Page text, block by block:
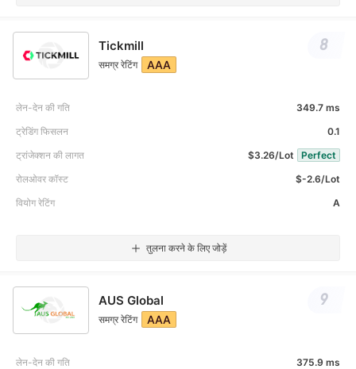
Tickmill
समग्र रेटिंग AAA
लेन-देन की गति
349.7 ms
ट्रेडिंग फिसलन
0.1
ट्रांजेक्शन की लागत
$3.26/Lot
Perfect
रोलओवर कॉस्ट
$-2.6/Lot
वियोग रेटिंग
A
तुलना करने के लिए जोड़ें
8
AUS Global
समग्र रेटिंग AAA
लेन-देन की गति
375.9 ms
9